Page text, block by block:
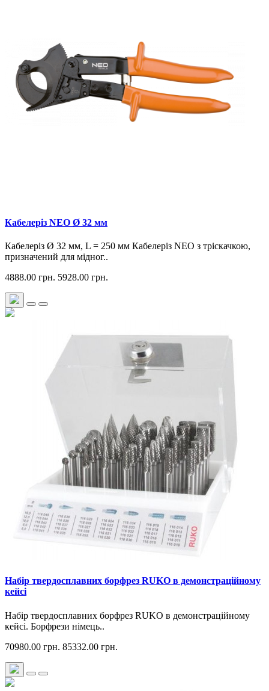
Кабелеріз NEO Ø 32 мм
Кабелеріз Ø 32 мм, L = 250 мм Кабелеріз NEO з тріскачкою,
призначений для мідног..
4888.00 грн. 5928.00 грн.
Набір твердосплавних борфрез RUKO в демонстраційному
кейсі
Набір твердосплавних борфрез RUKO в демонстраційному
кейсі. Борфрези німець..
70980.00 грн. 85332.00 грн.